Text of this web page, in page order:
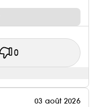
0
03 août 2026